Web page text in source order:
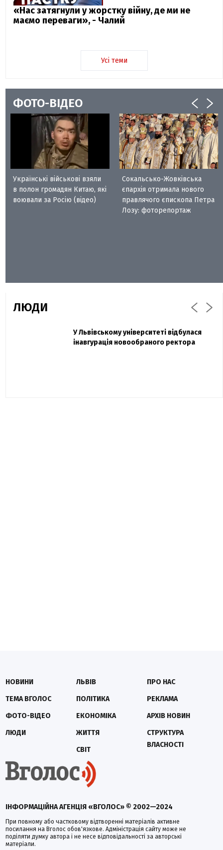
«Нас затягнули у жорстку війну, де ми не
маємо переваги», - Чалий
Усі теми
ФОТО-ВІДЕО
Українські військові взяли
в полон громадян Китаю, які
воювали за Росію (відео)
Сокальсько-Жовківська
єпархія отримала нового
правлячого єпископа Петра
Лозу: фоторепортаж
ЛЮДИ
Павло Дак
«Час не лікує, лише притуплює біль»:
Захисник "Азовсталі" Діанов вдруге
одружився та показав фото з весілля
У Львівському університеті відбулася
інавгурація новообраного ректора
ІНФОРМАЦІЙНА АГЕНЦІЯ «ВГОЛОС» © 2002—2024
При повному або частковому відтворенні матеріалів активне
посилання на Вголос обов'язкове. Адміністрація сайту може не
поділяти думку автора і не несе відповідальності за авторські
матеріали.
НОВИНИ
ТЕМА ВГОЛОС
ФОТО-ВІДЕО
ЛЮДИ
ЛЬВІВ
ПОЛІТИКА
ЕКОНОМІКА
ЖИТТЯ
СВІТ
ПРО НАС
РЕКЛАМА
АРХІВ НОВИН
СТРУКТУРА
ВЛАСНОСТІ